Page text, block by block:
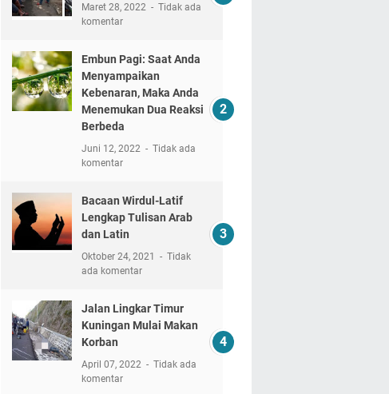
Maret 28, 2022
Tidak ada
komentar
Embun Pagi: Saat Anda
Menyampaikan
Kebenaran, Maka Anda
Menemukan Dua Reaksi
Berbeda
Juni 12, 2022
Tidak ada
komentar
Bacaan Wirdul-Latif
Lengkap Tulisan Arab
dan Latin
Oktober 24, 2021
Tidak
ada komentar
Jalan Lingkar Timur
Kuningan Mulai Makan
Korban
April 07, 2022
Tidak ada
komentar